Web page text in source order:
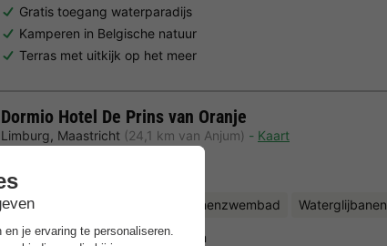
Gratis toegang waterparadijs
Kamperen in Belgische natuur
Terras met uitkijk op het meer
Dormio Hotel De Prins van Oranje
Limburg, Maastricht (24,1 km van Anjum) Kaart
Gratis Wifi punt Verwarmd binnenzwembad Waterglijbanen
Luxe vakantiepark in hotelvorm